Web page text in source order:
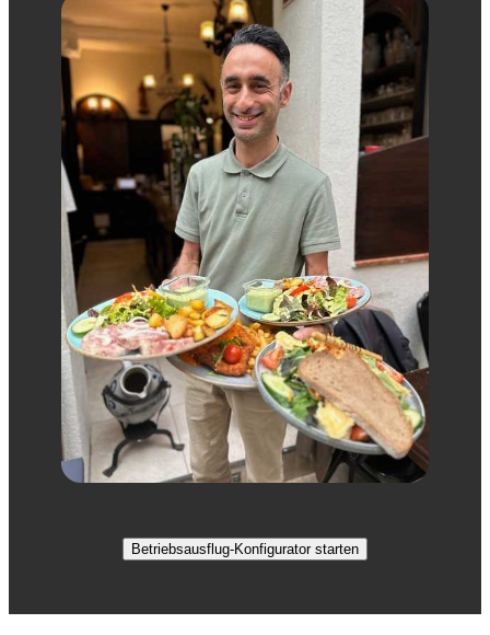
Betriebsausflug-Konfigurator starten